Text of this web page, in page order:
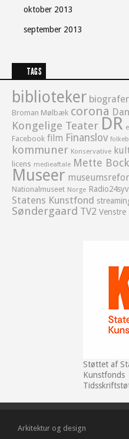
oktober 2013
september 2013
TAGS
biblioteker biografer
Broman Mølbæk corona
Kongelige Teater DR
Facebook film Finanslov
kommuner Konservative
licens medieaftale Mette Bock
Museer
Nationalmuseet Norge Radio24syv
Statens Kunstfond
Søndergaard TV2 Venstre
Støttet af
Kunstfonds
Arkitektur og design